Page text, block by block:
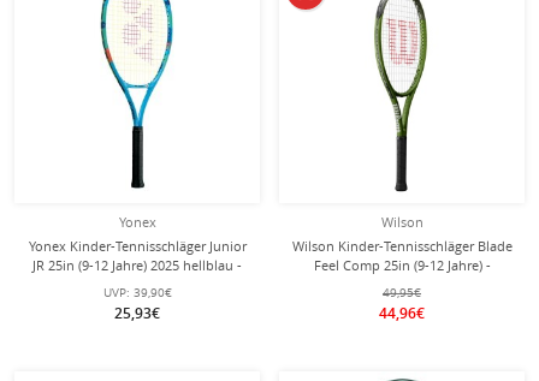
Yonex
Yonex Kinder-Tennisschläger Junior
JR 25in (9-12 Jahre) 2025 hellblau -
besaitet -
UVP: 39,90€
25,93€
Wilson
Wilson Kinder-Tennisschläger Blade
Feel Comp 25in (9-12 Jahre) -
besaitet -
49,95€
44,96€